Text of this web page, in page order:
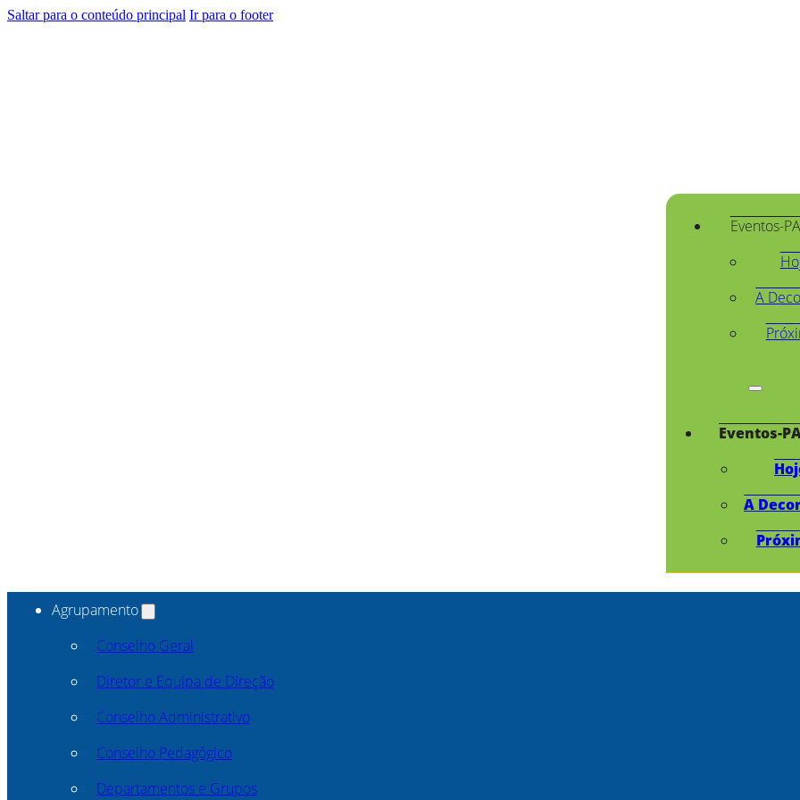
Saltar para o conteúdo principal Ir para o footer
Eventos-
A
Eventos-
A
Agrupamento
Conselho Geral
Diretor e Equipa de Direção
Conselho Administrativo
Conselho Pedagógico
Departamentos e Grupos